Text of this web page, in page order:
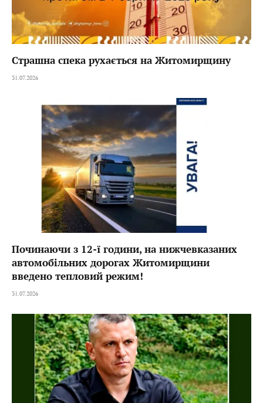
Страшна спека рухається на Житомирщину
31.07.2026
Починаючи з 12-ї години, на нижчевказаних
автомобільних дорогах Житомирщини
введено тепловий режим!
31.07.2026